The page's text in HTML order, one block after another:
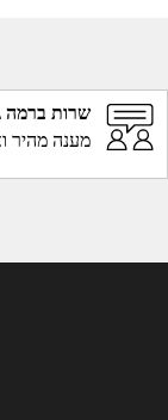
שרות ברמה
מענה מהיר